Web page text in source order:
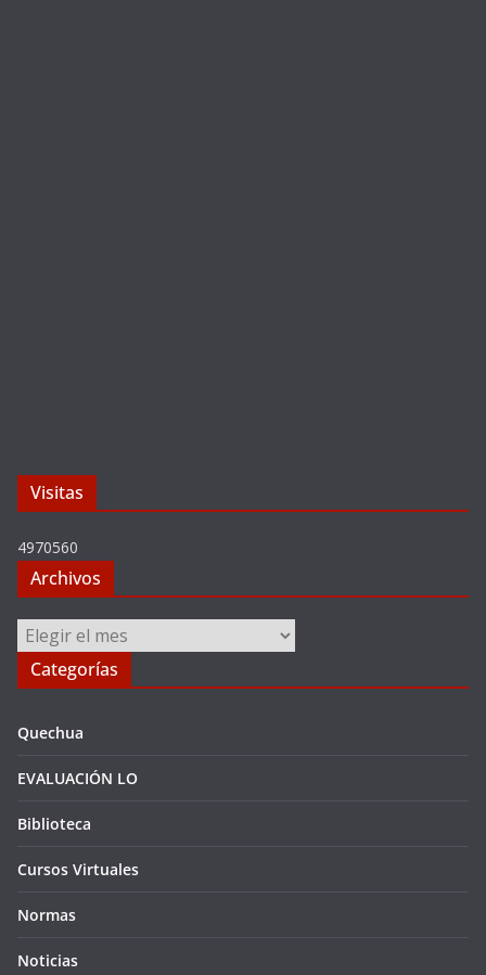
Visitas
4970560
Archivos
Archivos
Categorías
Quechua
EVALUACIÓN LO
Biblioteca
Cursos Virtuales
Normas
Noticias